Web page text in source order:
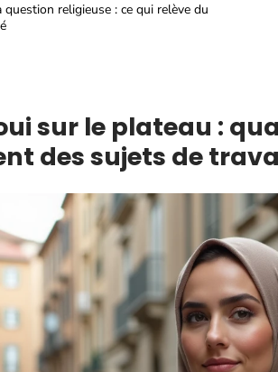
religieuse : ce qui relève du
sur le plateau :
des sujets de